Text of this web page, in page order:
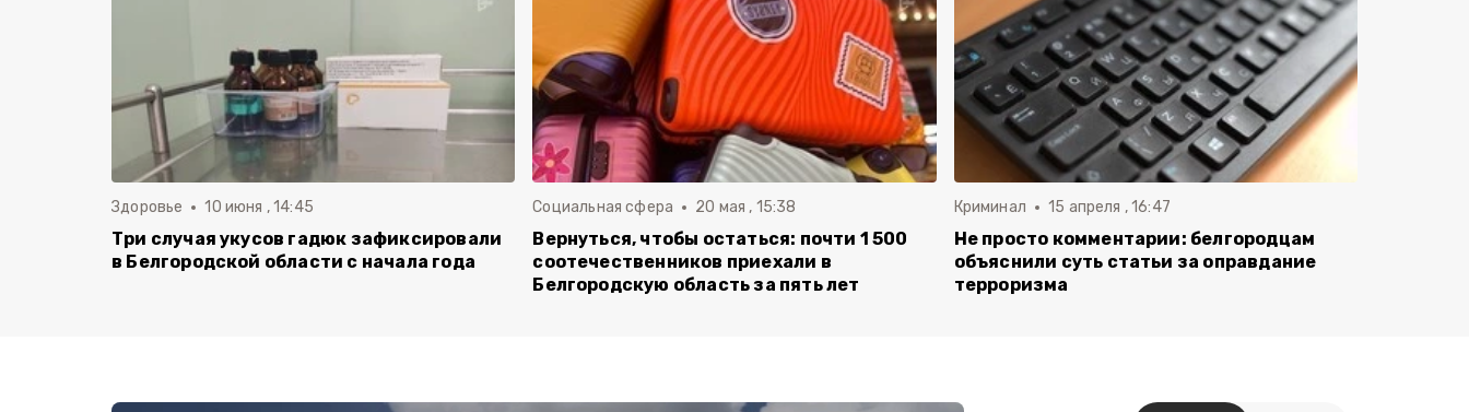
Здоровье 10 июня , 14:45
Три случая укусов гадюк зафиксировали
в Белгородской области с начала года
Социальная сфера 20 мая , 15:38
Вернуться, чтобы остаться: почти 1 500
соотечественников приехали в
Белгородскую область за пять лет
Криминал 15 апреля , 16:47
Не просто комментарии: белгородцам
объяснили суть статьи за оправдание
терроризма